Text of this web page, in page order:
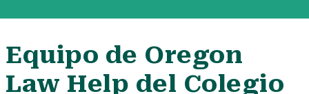
Equipo de Oregon
Law Help del Colegio